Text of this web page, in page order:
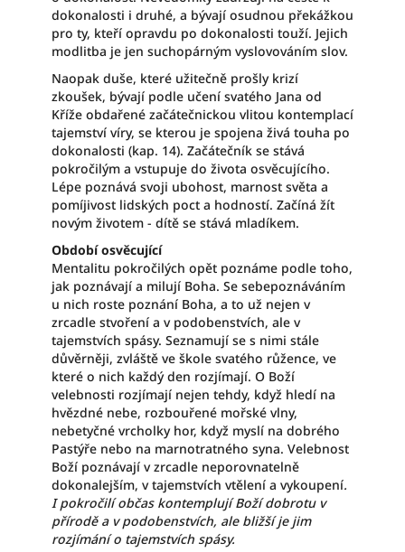
dokonalosti i druhé, a bývají osudnou překážkou
pro ty, kteří opravdu po dokonalosti touží. Jejich
modlitba je jen suchopárným vyslovováním slov.
Naopak duše, které užitečně prošly krizí
zkoušek, bývají podle učení svatého Jana od
Kříže obdařené začátečnickou vlitou kontemplací
tajemství víry, se kterou je spojena živá touha po
dokonalosti (kap. 14). Začátečník se stává
pokročilým a vstupuje do života osvěcujícího.
Lépe poznává svoji ubohost, marnost světa a
pomíjivost lidských poct a hodností. Začíná žít
novým životem - dítě se stává mladíkem.
Období osvěcující
Mentalitu pokročilých opět poznáme podle toho,
jak poznávají a milují Boha. Se sebepoznáváním
u nich roste poznání Boha, a to už nejen v
zrcadle stvoření a v podobenstvích, ale v
tajemstvích spásy. Seznamují se s nimi stále
důvěrněji, zvláště ve škole svatého růžence, ve
které o nich každý den rozjímají. O Boží
velebnosti rozjímají nejen tehdy, když hledí na
hvězdné nebe, rozbouřené mořské vlny,
nebetyčné vrcholky hor, když myslí na dobrého
Pastýře nebo na marnotratného syna. Velebnost
Boží poznávají v zrcadle neporovnatelně
dokonalejším, v tajemstvích vtělení a vykoupení.
I pokročilí občas kontemplují Boží dobrotu v
přírodě a v podobenstvích, ale bližší je jim
rozjímání o tajemstvích spásy.